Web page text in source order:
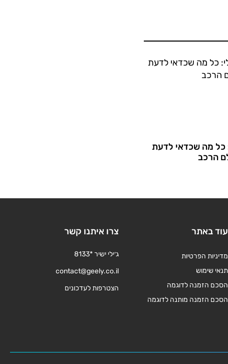
כל מה שכדאי לדעת
הרכב
עוד באתר
מדיניות הפרטיות
תנאי שימוש
הסכם הזמנה לדוגמה
הסכם הזמנה מותנה לדוגמה
צרו איתנו קשר
ג׳ילי ישיר *8133
contact@geely.co.il
הצטרפות לעדכונים